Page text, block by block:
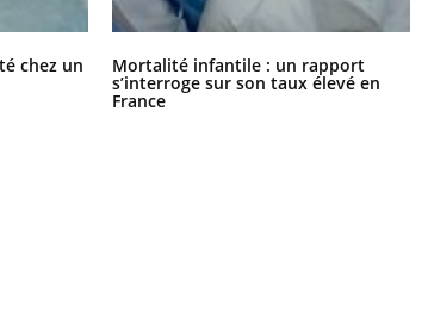
chez un Mortalité infantile : un rapport
s’interroge sur son taux élevé en
France